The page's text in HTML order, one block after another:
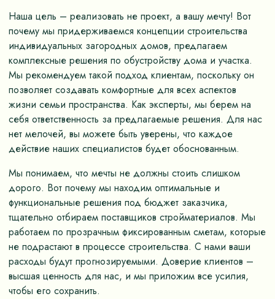
Наша цель – реализовать не проект, а вашу мечту! Вот
почему мы придерживаемся концепции строительства
индивидуальных загородных домов, предлагаем
комплексные решения по обустройству дома и участка.
Мы рекомендуем такой подход клиентам, поскольку он
позволяет создавать комфортные для всех аспектов
жизни семьи пространства. Как эксперты, мы берем на
себя ответственность за предлагаемые решения. Для нас
нет мелочей, вы можете быть уверены, что каждое
действие наших специалистов будет обоснованным.
Мы понимаем, что мечты не должны стоить слишком
дорого. Вот почему мы находим оптимальные и
функциональные решения под бюджет заказчика,
тщательно отбираем поставщиков стройматериалов. Мы
работаем по прозрачным фиксированным сметам, которые
не подрастают в процессе строительства. С нами ваши
расходы будут прогнозируемыми. Доверие клиентов –
высшая ценность для нас, и мы приложим все усилия,
чтобы его сохранить.